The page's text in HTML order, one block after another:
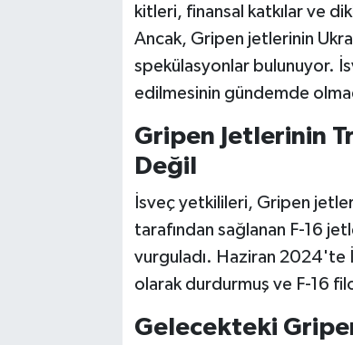
kitleri, finansal katkılar ve
Ancak, Gripen jetlerinin
spekülasyonlar bulunuyor.
edilmesinin gündemde
Gripen Jetlerinin
Değil
İsveç yetkilileri, Gripen
tarafından sağlanan F-16
vurguladı. Haziran 2024'te
olarak durdurmuş ve F-16
Gelecekteki